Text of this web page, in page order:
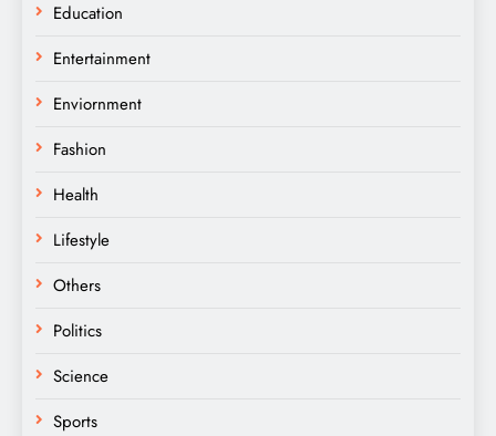
Education
Entertainment
Enviornment
Fashion
Health
Lifestyle
Others
Politics
Science
Sports